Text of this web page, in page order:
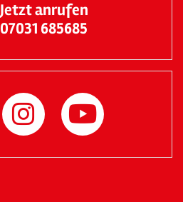
Jetzt anrufen
07031 685685